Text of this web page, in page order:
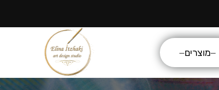
מוצרים